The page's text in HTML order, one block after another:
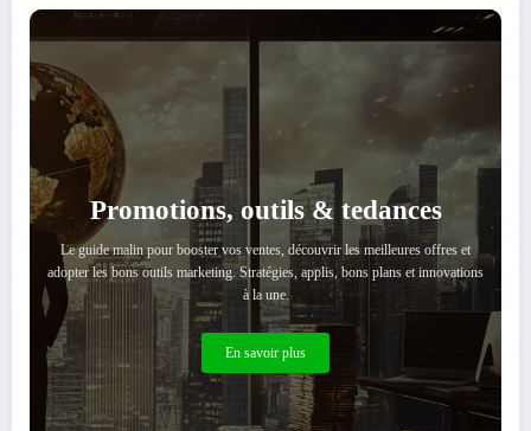
Promotions, outils & tedances
Le guide malin pour booster vos ventes, découvrir les meilleures offres et
adopter les bons outils marketing. Stratégies, applis, bons plans et innovations
à la une.
En savoir plus